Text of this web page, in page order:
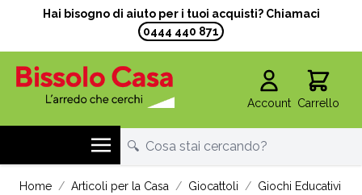
Hai bisogno di aiuto per i tuoi acquisti? Chiamaci
0444 440 871
Account Carrello
Home / Articoli per la Casa / Giocattoli / Giochi Educativi